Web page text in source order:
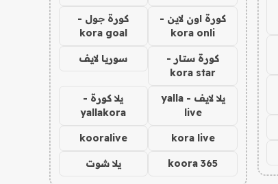
كورة اون لاين -
kora onli
كورة جول -
kora goal
كورة ستار -
kora star
سوريا لايف
يلا لايف - yalla
live
يلا كورة -
yallakora
kora live
kooralive
koora 365 يلا شوت